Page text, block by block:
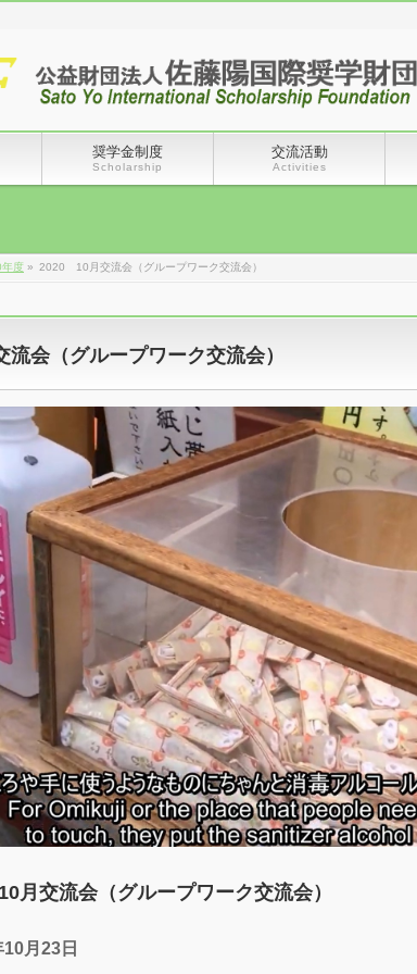
奨学金制度
Scholarship
交流活動
Activities
度 » 2020 10月交流会（グループワーク交流会）
会（グループワーク交流会）
月交流会（グループワーク交流会）
月23日